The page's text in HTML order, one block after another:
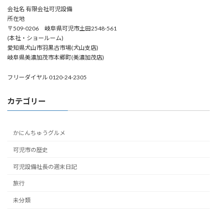
会社名 有限会社可児設備
所在地
〒509-0206 岐阜県可児市土田2548-561
(本社・ショールーム)
愛知県犬山市羽黒古市場(犬山支店)
岐阜県美濃加茂市本郷町(美濃加茂店)
フリーダイヤル 0120-24-2305
カテゴリー
かにんちゅうグルメ
可児市の歴史
可児設備社長の週末日記
旅行
未分類